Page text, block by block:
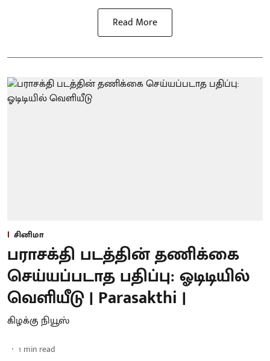
Read More
சினிமா
பராசக்தி படத்தின் தணிக்கை
செய்யப்படாத பதிப்பு: ஓடிடியில்
வெளியீடு | Parasakthi |
கிழக்கு நியூஸ்
1 min read